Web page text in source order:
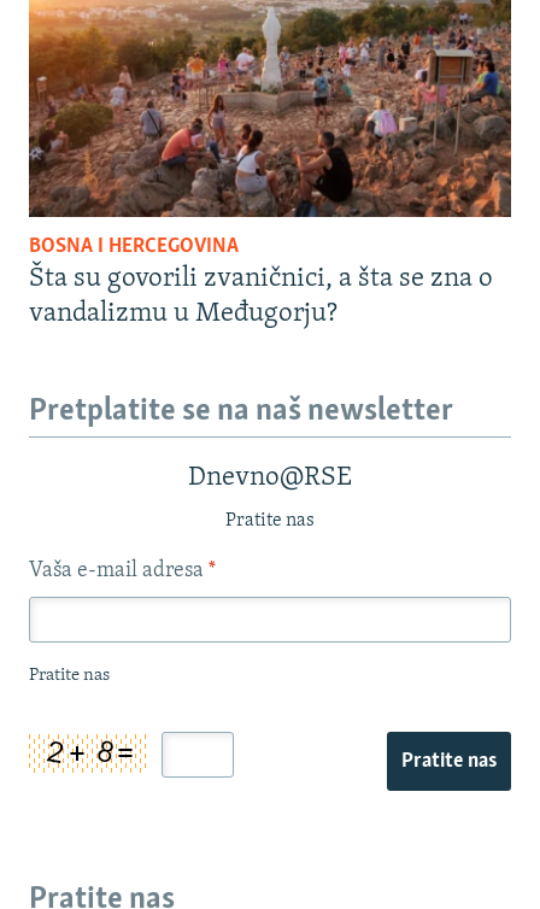
BOSNA I HERCEGOVINA
Šta su govorili zvaničnici, a šta se zna o
vandalizmu u Međugorju?
Pretplatite se na naš newsletter
Dnevno@RSE
Pratite nas
Vaša e-mail adresa *
Pratite nas
Pratite nas
Pratite nas